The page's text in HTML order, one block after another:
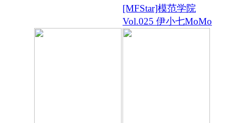
[MFStar]模范学院
Vol.025 伊小七MoMo